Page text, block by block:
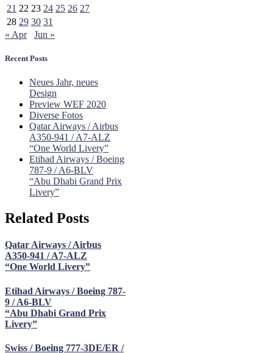
21 22 23 24 25 26 27
28 29 30 31
« Apr
Jun »
Recent Posts
Neues Jahr, neues
Design
Preview WEF 2020
Diverse Fotos
Qatar Airways / Airbus
A350-941 / A7-ALZ
“One World Livery”
Etihad Airways / Boeing
787-9 / A6-BLV
“Abu Dhabi Grand Prix
Livery”
Related Posts
Qatar Airways / Airbus
A350-941 / A7-ALZ
“One World Livery”
Etihad Airways / Boeing 787-
9 / A6-BLV
“Abu Dhabi Grand Prix
Livery”
Swiss / Boeing 777-3DE/ER /